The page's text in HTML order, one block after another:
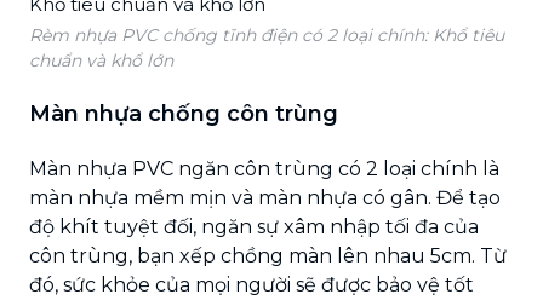
Rèm nhựa PVC chống tĩnh điện có 2 loại chính: Khổ tiêu
chuẩn và khổ lớn
Màn nhựa chống côn trùng
Màn nhựa PVC ngăn côn trùng có 2 loại chính là
màn nhựa mềm mịn và màn nhựa có gân. Để tạo
độ khít tuyệt đối, ngăn sự xâm nhập tối đa của
côn trùng, bạn xếp chồng màn lên nhau 5cm. Từ
đó, sức khỏe của mọi người sẽ được bảo vệ tốt